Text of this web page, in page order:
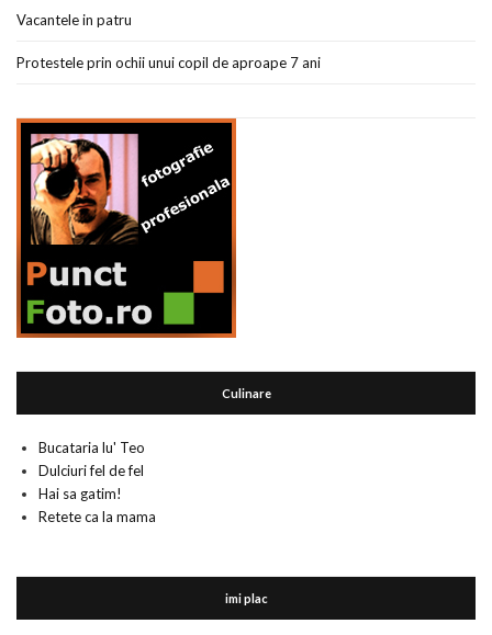
Vacantele in patru
Protestele prin ochii unui copil de aproape 7 ani
Culinare
Bucataria lu' Teo
Dulciuri fel de fel
Hai sa gatim!
Retete ca la mama
imi plac